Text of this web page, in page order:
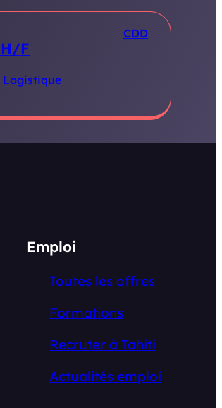
CDD
F
Emploi
Toutes les offres
Formations
Recruter à Tahiti
Actualités emploi